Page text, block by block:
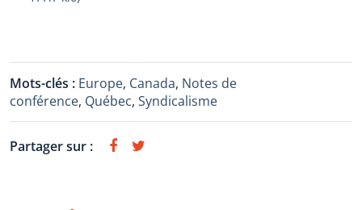
Mots-clés : Europe, Canada, Notes de
conférence, Québec, Syndicalisme
Partager sur :